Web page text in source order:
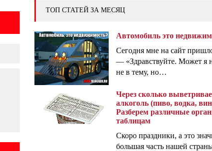
ТОП СТАТЕЙ ЗА МЕСЯЦ
Автомобиль это
Сегодня мне на сайт
— «Здравствуйте. Может я
не в тему, но…
Через сколько
алкоголь (пиво, водка,
Разберем различные
таблицам
Скоро праздники, а это
большая часть нашей